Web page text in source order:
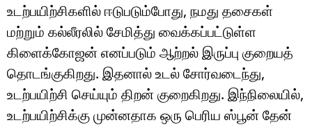
உடற்பயிற்சிகளில் ஈடுபடும்போது, நமது தசைகள்
மற்றும் கல்லீரலில் சேமித்து வைக்கப்பட்டுள்ள
கிளைக்கோஜன் எனப்படும் ஆற்றல் இருப்பு குறையத்
தொடங்குகிறது. இதனால் உடல் சோர்வடைந்து,
உடற்பயிற்சி செய்யும் திறன் குறைகிறது. இந்நிலையில்,
உடற்பயிற்சிக்கு முன்னதாக ஒரு பெரிய ஸ்பூன் தேன்